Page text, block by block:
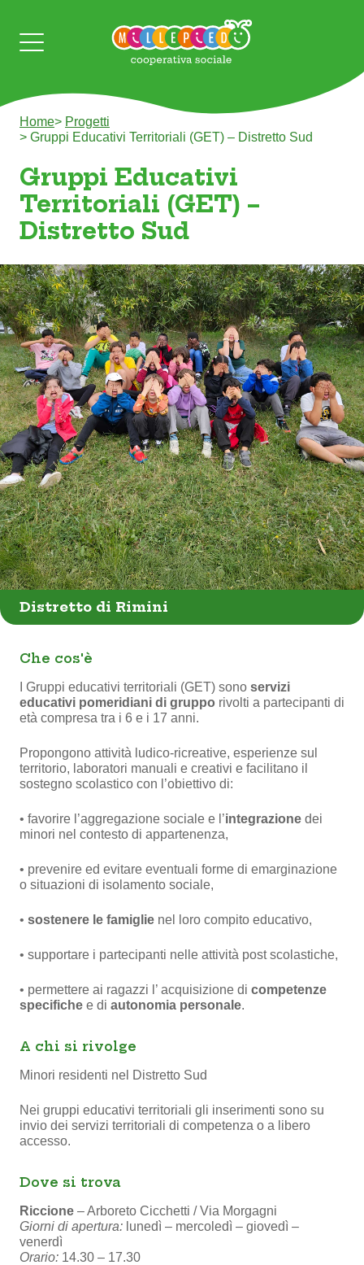
Home> Progetti
> Gruppi Educativi Territoriali (GET) – Distretto Sud
Gruppi Educativi
Territoriali (GET) –
Distretto Sud
Distretto di Rimini
Che cos'è
I Gruppi educativi territoriali (GET) sono servizi
educativi pomeridiani di gruppo rivolti a partecipanti di
età compresa tra i 6 e i 17 anni.
Propongono attività ludico-ricreative, esperienze sul
territorio, laboratori manuali e creativi e facilitano il
sostegno scolastico con l’obiettivo di:
• favorire l’aggregazione sociale e l’integrazione dei
minori nel contesto di appartenenza,
• prevenire ed evitare eventuali forme di emarginazione
o situazioni di isolamento sociale,
• sostenere le famiglie nel loro compito educativo,
• supportare i partecipanti nelle attività post scolastiche,
• permettere ai ragazzi l’ acquisizione di competenze
specifiche e di autonomia personale.
A chi si rivolge
Minori residenti nel Distretto Sud
Nei gruppi educativi territoriali gli inserimenti sono su
invio dei servizi territoriali di competenza o a libero
accesso.
Dove si trova
Riccione –Arboreto Cicchetti / Via Morgagni
Giorni di apertura: lunedì – mercoledì – giovedì –
venerdì
Orario: 14.30 – 17.30